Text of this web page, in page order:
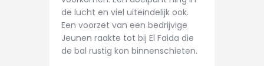
de lucht en viel uiteindelijk ook.
Een voorzet van een bedrijvige
Jeunen raakte tot bij El Faida die
de bal rustig kon binnenschieten.